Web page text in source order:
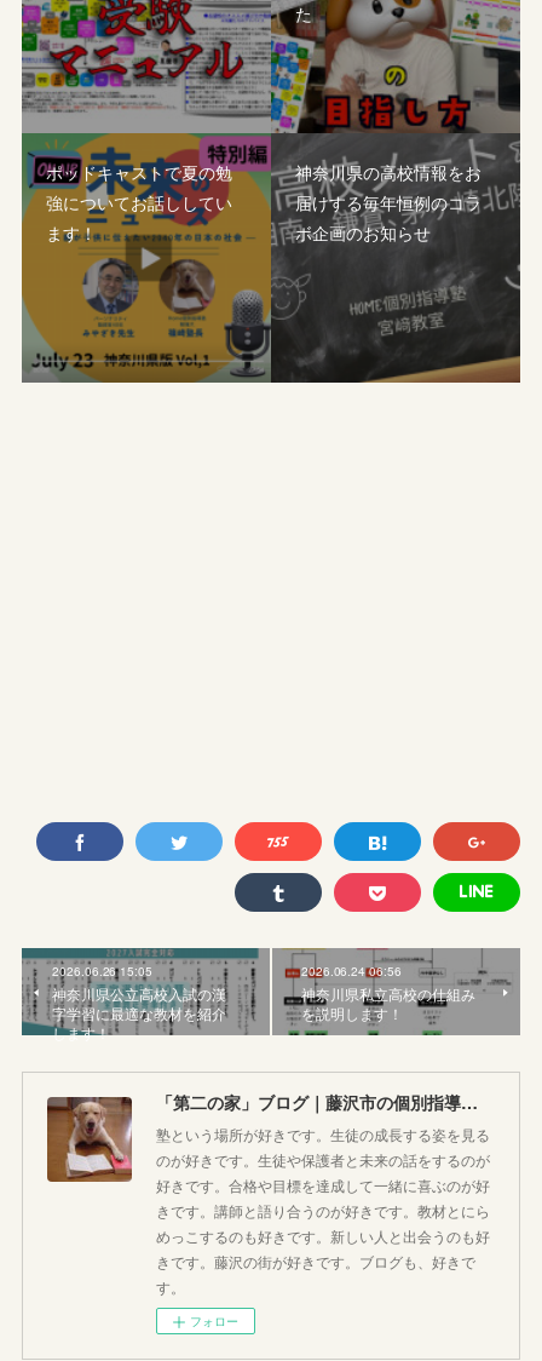
た
ポッドキャストで夏の勉
強についてお話ししてい
ます！
神奈川県の高校情報をお
届けする毎年恒例のコラ
ボ企画のお知らせ
2026.06.26 15:05
神奈川県公立高校入試の漢
字学習に最適な教材を紹介
します！
2026.06.24 06:56
神奈川県私立高校の仕組み
を説明します！
「第二の家」ブログ｜藤沢市の個別指導塾のお話
塾という場所が好きです。生徒の成長する姿を見る
のが好きです。生徒や保護者と未来の話をするのが
好きです。合格や目標を達成して一緒に喜ぶのが好
きです。講師と語り合うのが好きです。教材とにら
めっこするのも好きです。新しい人と出会うのも好
きです。藤沢の街が好きです。ブログも、好きで
す。
フォロー